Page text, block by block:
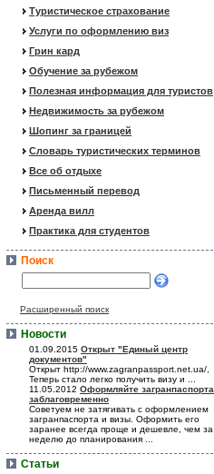
Туристическое страхование
Услуги по оформлению виз
Грин кард
Обучение за рубежом
Полезная информация для туристов
Недвижимость за рубежом
Шопинг за границей
Словарь туристических терминов
Все об отдыхе
Письменный перевод
Аренда вилл
Практика для студентов
Поиск
Расширенный поиск
Новости
01.09.2015 Открыт "Единый центр
документов"
Открыт http://www.zagranpassport.net.ua/,
Теперь стало легко получить визу и ...
11.05.2012 Оформляйте загранпаспорта
заблаговременно
Советуем не затягивать с оформлением
загранпаспорта и визы. Оформить его
заранее всегда проще и дешевле, чем за
неделю до планирования ...
Статьи